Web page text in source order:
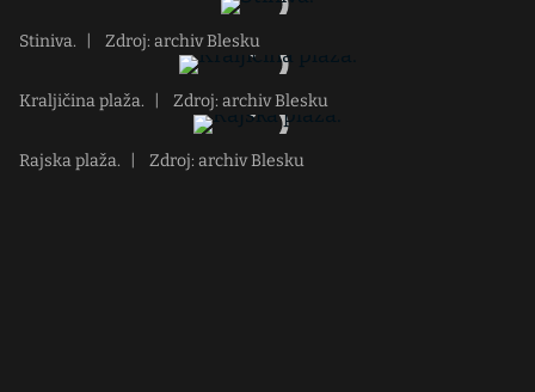
Stiniva. Zdroj: archiv Blesku
Kraljičina plaža. Zdroj: archiv Blesku
Rajska plaža. Zdroj: archiv Blesku